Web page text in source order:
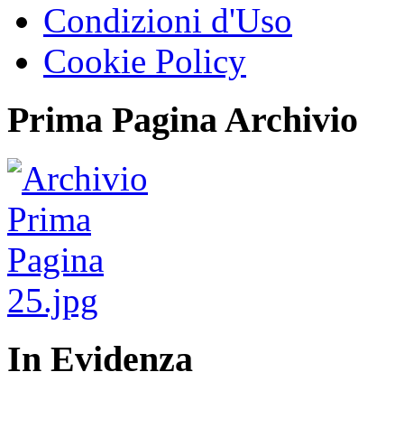
Condizioni d'Uso
Cookie Policy
Prima Pagina Archivio
In Evidenza